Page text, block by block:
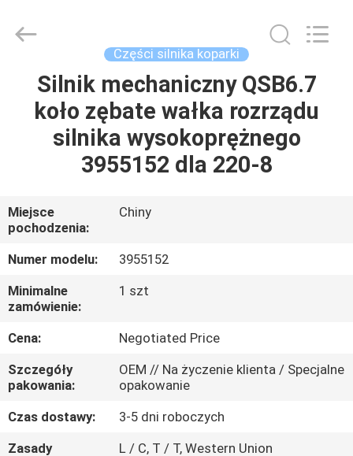
DOM
PRODUKTY
NAS
WYCIECZKA
PO
FABRYCE
KONTROLA
JAKOŚCI
SITEMAP
Enterprise
Management
Części silnika koparki
Silnik mechaniczny QSB6.7
koło zębate wałka rozrządu
silnika wysokoprężnego
3955152 dla 220-8
Miejsce
pochodzenia:
Chiny
Numer modelu:
3955152
Minimalne
zamówienie:
1 szt
Cena:
Negotiated Price
Szczegóły
pakowania:
OEM // Na życzenie klienta / Specjalne
opakowanie
Czas dostawy:
3-5 dni roboczych
Zasady
L / C, T / T, Western Union